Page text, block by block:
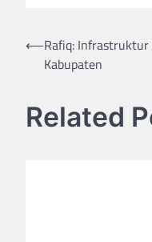
Post
navigation
⟵Rafiq: Infrastruktur
Kabupaten
Related